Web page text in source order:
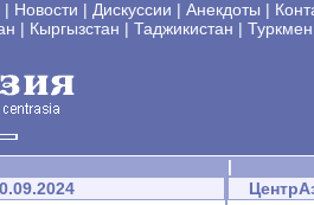
| Новости | Дискуссии | Анекдоты |
| Кыргызстан | Таджикистан |
|